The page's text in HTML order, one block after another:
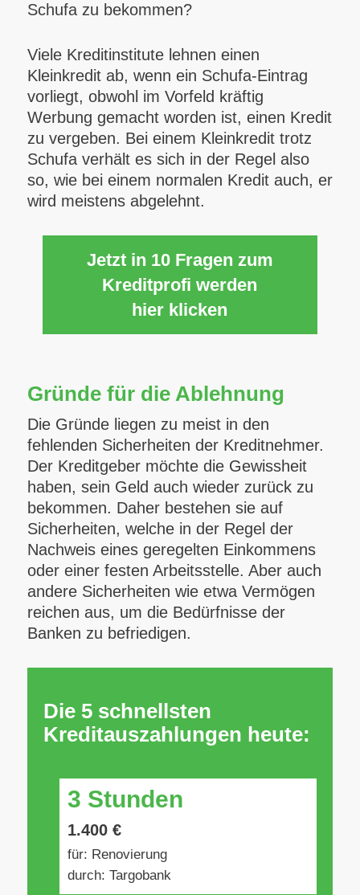
Schufa zu bekommen?
Viele Kreditinstitute lehnen einen
Kleinkredit ab, wenn ein Schufa-Eintrag
vorliegt, obwohl im Vorfeld kräftig
Werbung gemacht worden ist, einen Kredit
zu vergeben. Bei einem Kleinkredit trotz
Schufa verhält es sich in der Regel also
so, wie bei einem normalen Kredit auch, er
wird meistens abgelehnt.
Jetzt in 10 Fragen zum
Kreditprofi werden
hier klicken
Gründe für die Ablehnung
Die Gründe liegen zu meist in den
fehlenden Sicherheiten der Kreditnehmer.
Der Kreditgeber möchte die Gewissheit
haben, sein Geld auch wieder zurück zu
bekommen. Daher bestehen sie auf
Sicherheiten, welche in der Regel der
Nachweis eines geregelten Einkommens
oder einer festen Arbeitsstelle. Aber auch
andere Sicherheiten wie etwa Vermögen
reichen aus, um die Bedürfnisse der
Banken zu befriedigen.
Die 5 schnellsten
Kreditauszahlungen heute:
3 Stunden
1.400 €
für: Renovierung
durch: Targobank